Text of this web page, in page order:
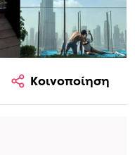
Κοινοποίηση